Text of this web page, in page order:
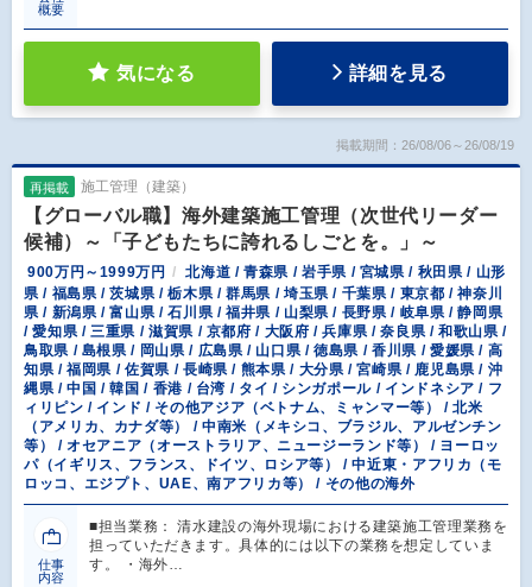
概要
気になる 詳細を見る
掲載期間：26/08/06～26/08/19
再掲載 施工管理（建築）
【グローバル職】海外建築施工管理（次世代リーダー
候補）～「子どもたちに誇れるしごとを。」～
900万円～1999万円
北海道 / 青森県 / 岩手県 / 宮城県 / 秋田県 / 山形
県 / 福島県 / 茨城県 / 栃木県 / 群馬県 / 埼玉県 / 千葉県 / 東京都 / 神奈川
県 / 新潟県 / 富山県 / 石川県 / 福井県 / 山梨県 / 長野県 / 岐阜県 / 静岡県
/ 愛知県 / 三重県 / 滋賀県 / 京都府 / 大阪府 / 兵庫県 / 奈良県 / 和歌山県 /
鳥取県 / 島根県 / 岡山県 / 広島県 / 山口県 / 徳島県 / 香川県 / 愛媛県 / 高
知県 / 福岡県 / 佐賀県 / 長崎県 / 熊本県 / 大分県 / 宮崎県 / 鹿児島県 / 沖
縄県 / 中国 / 韓国 / 香港 / 台湾 / タイ / シンガポール / インドネシア / フ
ィリピン / インド / その他アジア（ベトナム、ミャンマー等） / 北米
（アメリカ、カナダ等） / 中南米（メキシコ、ブラジル、アルゼンチン
等） / オセアニア（オーストラリア、ニュージーランド等） / ヨーロッ
パ（イギリス、フランス、ドイツ、ロシア等） / 中近東・アフリカ（モ
ロッコ、エジプト、UAE、南アフリカ等） / その他の海外
仕事
内容
■担当業務： 清水建設の海外現場における建築施工管理業務を
担っていただきます。具体的には以下の業務を想定していま
す。 ・海外…